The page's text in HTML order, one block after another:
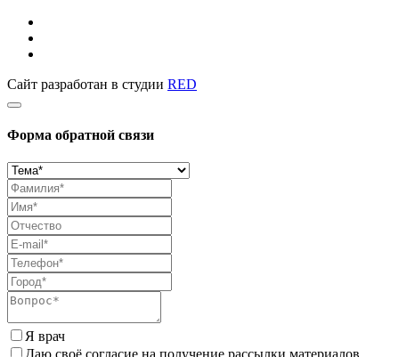
Сайт разработан в студии RED
Форма обратной связи
Я врач